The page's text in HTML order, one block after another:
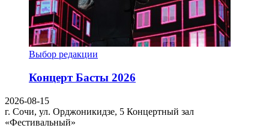
Выбор редакции
Концерт Басты 2026
2026-08-15
г. Сочи, ул. Орджоникидзе, 5 Концертный зал
«Фестивальный»